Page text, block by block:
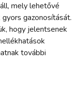
mely lehetővé
gazonosítását.
hogy jelentsenek
további